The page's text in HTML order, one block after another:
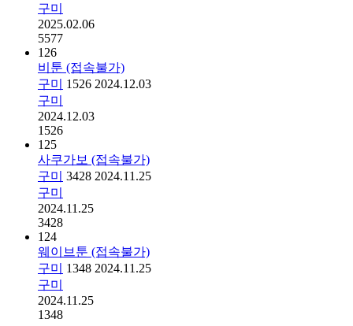
구미
2025.02.06
5577
126
비툰 (접속불가)
구미
1526 2024.12.03
구미
2024.12.03
1526
125
사쿠가보 (접속불가)
구미
3428 2024.11.25
구미
2024.11.25
3428
124
웨이브툰 (접속불가)
구미
1348 2024.11.25
구미
2024.11.25
1348